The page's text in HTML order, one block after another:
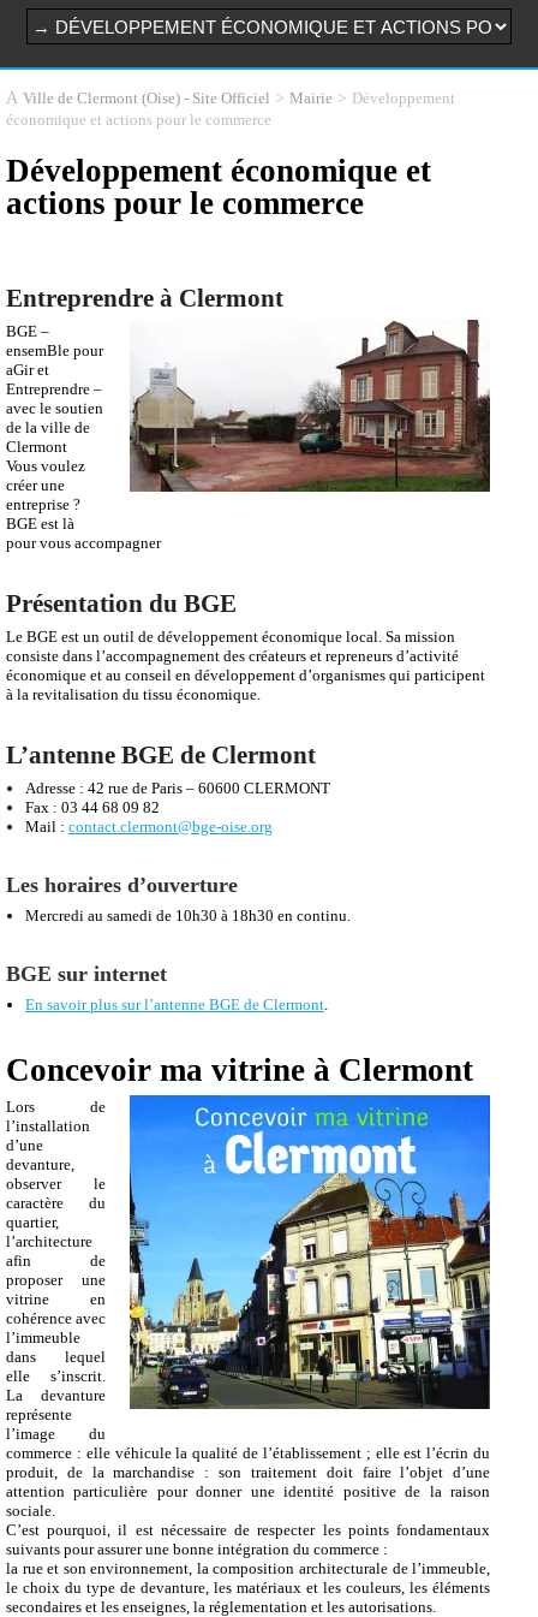
Ville de Clermont (Oise) - Site Officiel > Mairie > Développement
économique et actions pour le commerce
Développement économique et
actions pour le commerce
Entreprendre à Clermont
BGE –
ensemBle pour
aGir et
Entreprendre –
avec le soutien
de la ville de
Clermont
Vous voulez
créer une
entreprise ?
BGE est là
pour vous accompagner
Présentation du BGE
Le BGE est un outil de développement économique local. Sa mission
consiste dans l’accompagnement des créateurs et repreneurs d’activité
économique et au conseil en développement d’organismes qui participent
à la revitalisation du tissu économique.
L’antenne BGE de Clermont
Adresse : 42 rue de Paris – 60600 CLERMONT
Fax : 03 44 68 09 82
Mail : contact.clermont@bge-oise.org
Les horaires d’ouverture
Mercredi au samedi de 10h30 à 18h30 en continu.
BGE sur internet
En savoir plus sur l’antenne BGE de Clermont.
Concevoir ma vitrine à Clermont
Lors de
l’installation
d’une
devanture,
observer le
caractère du
quartier,
l’architecture
afin de
proposer une
vitrine en
cohérence avec
l’immeuble
dans lequel
elle s’inscrit.
La devanture
représente
l’image du
commerce : elle véhicule la qualité de l’établissement ; elle est l’écrin du
produit, de la marchandise : son traitement doit faire l’objet d’une
attention particulière pour donner une identité positive de la raison
sociale.
C’est pourquoi, il est nécessaire de respecter les points fondamentaux
suivants pour assurer une bonne intégration du commerce :
la rue et son environnement, la composition architecturale de l’immeuble,
le choix du type de devanture, les matériaux et les couleurs, les éléments
secondaires et les enseignes, la réglementation et les autorisations.